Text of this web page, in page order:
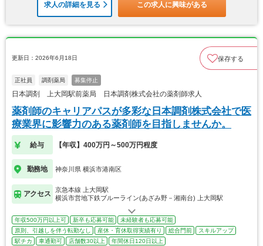
求人の詳細を見る この求人に興味がある
更新日：2026年6月18日 保存する
正社員 調剤薬局 募集停止
日本調剤 上大岡駅前薬局 日本調剤株式会社の薬剤師求人
薬剤師のキャリアパスが多彩な日本調剤株式会社で医
療業界に影響力のある薬剤師を目指しませんか。
給与 【年収】400万円～500万円程度
勤務地 神奈川県 横浜市港南区
アクセス
京急本線 上大岡駅
横浜市営地下鉄ブルーライン(あざみ野－湘南台) 上大岡駅
年収500万円以上可 新卒も応募可能
未経験者も応募可能
原則、引越しを伴う転勤なし
産休・育休取得実績有り 総合門前
スキルアップ
駅チカ
車通勤可 店舗数30以上 年間休日120日以上